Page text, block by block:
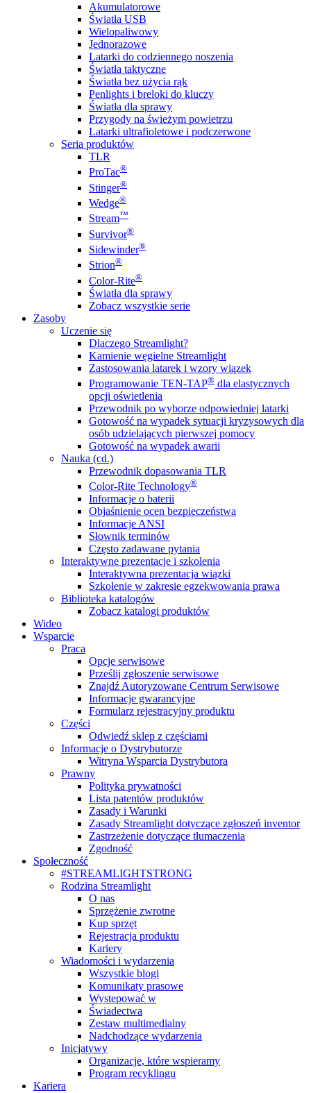
Akumulatorowe
Światła USB
Wielopaliwowy
Jednorazowe
Latarki do codziennego noszenia
Światła taktyczne
Światła bez użycia rąk
Penlights i breloki do kluczy
Światła dla sprawy
Przygody na świeżym powietrzu
Latarki ultrafioletowe i podczerwone
Seria produktów
TLR
ProTac®
Stinger®
Wedge®
Stream™
Survivor®
Sidewinder®
Strion®
Color-Rite®
Światła dla sprawy
Zobacz wszystkie serie
Zasoby
Uczenie się
Dlaczego Streamlight?
Kamienie węgielne Streamlight
Zastosowania latarek i wzory wiązek
Programowanie TEN-TAP® dla elastycznych
opcji oświetlenia
Przewodnik po wyborze odpowiedniej latarki
Gotowość na wypadek sytuacji kryzysowych dla
osób udzielających pierwszej pomocy
Gotowość na wypadek awarii
Nauka (cd.)
Przewodnik dopasowania TLR
Color-Rite Technology®
Informacje o baterii
Objaśnienie ocen bezpieczeństwa
Informacje ANSI
Słownik terminów
Często zadawane pytania
Interaktywne prezentacje i szkolenia
Interaktywna prezentacja wiązki
Szkolenie w zakresie egzekwowania prawa
Biblioteka katalogów
Zobacz katalogi produktów
Wideo
Wsparcie
Praca
Opcje serwisowe
Prześlij zgłoszenie serwisowe
Znajdź Autoryzowane Centrum Serwisowe
Informacje gwarancyjne
Formularz rejestracyjny produktu
Części
Odwiedź sklep z częściami
Informacje o Dystrybutorze
Witryna Wsparcia Dystrybutora
Prawny
Polityka prywatności
Lista patentów produktów
Zasady i Warunki
Zasady Streamlight dotyczące zgłoszeń inventor
Zastrzeżenie dotyczące tłumaczenia
Zgodność
Społeczność
#STREAMLIGHTSTRONG
Rodzina Streamlight
O nas
Sprzężenie zwrotne
Kup sprzęt
Rejestracja produktu
Kariery
Wiadomości i wydarzenia
Wszystkie blogi
Komunikaty prasowe
Wystepować w
Świadectwa
Zestaw multimedialny
Nadchodzące wydarzenia
Inicjatywy
Organizacje, które wspieramy
Program recyklingu
Kariera